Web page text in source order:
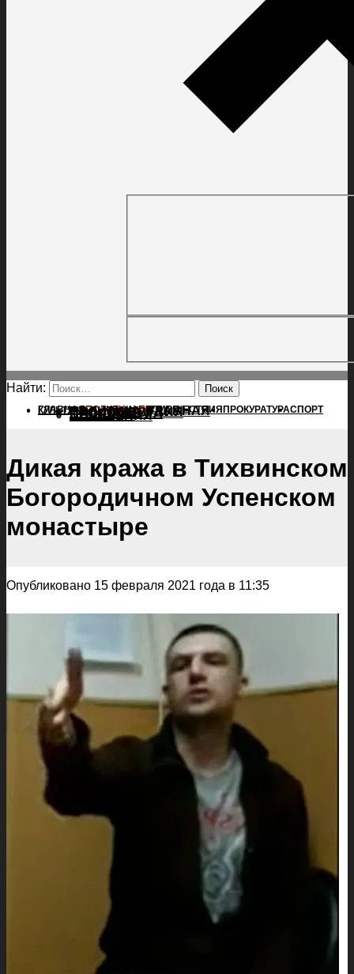
Найти:
ГЛАВНАЯПОЛИТИКАПРОИСШЕСТВИЯ ПРОКУРАТУРАСПОРТ
КУЛЬТУРАПОСЕЛЕНИЯГЛАВНАЯ
ПОЛИТИКА
ПРОИСШЕСТВИЯ
ПРОКУРАТУРА
СПОРТ
КУЛЬТУРА
ПОСЕЛЕНИЯ
Дикая кража в Тихвинском
Богородичном Успенском
монастыре
Опубликовано 15 февраля 2021 года в 11:35